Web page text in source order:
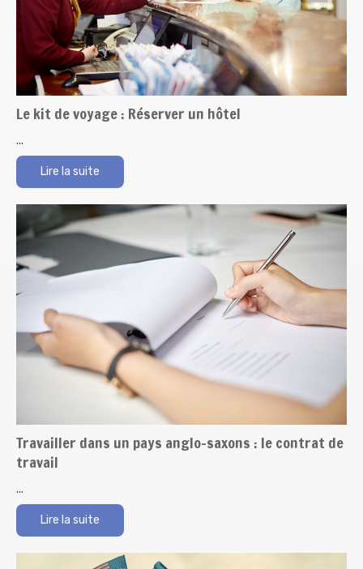
Le kit de voyage : Réserver un hôtel
...
Lire la suite
Travailler dans un pays anglo-saxons : le contrat de
travail
...
Lire la suite